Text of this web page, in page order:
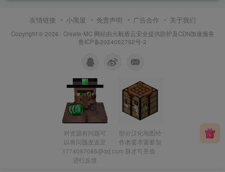
友情链接 小黑屋 免责声明 广告合作 关于我们
Copyright © 2026 · Create-MC网站由火毅盾云安全提供防护及CDN加速服务
鲁ICP备2024052752号-2
对资源有问题可
以将问题发送至
1774057085@qq.com
进行反馈
部分汉化地图经
作者要求需要加
群才可开放